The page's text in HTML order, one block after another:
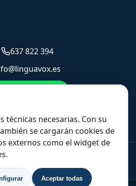
637 822 394
presupuesto
| +1 347 493 3907
técnicas necesarias. Con su
se cargarán cookies de
externos como el widget de
Aceptar todas